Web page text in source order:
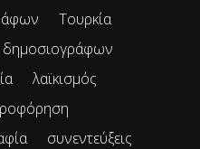
Τουρκία
δημοσιογράφων
λαϊκισμός
συνεντεύξεις